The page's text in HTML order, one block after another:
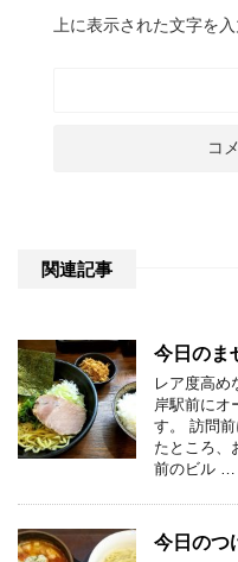
上に表示された文字を
関連記事
今日のま
レア度高め
岸駅前にオ
す。 訪問
たところ、
前のビル …
今日のつ